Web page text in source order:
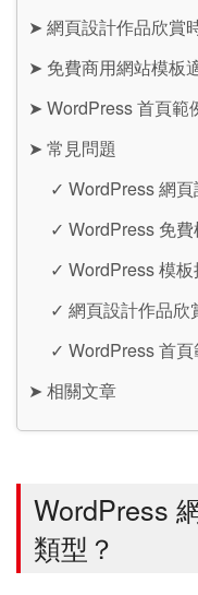
➤ 網頁設計作品欣賞
➤ 免費商用網站模板
➤ WordPress 首頁範
➤ 常見問題
✓ WordPress 網
✓ WordPress 免
✓ WordPress 模
✓ 網頁設計作品欣
✓ WordPress 首
➤ 相關文章
WordPress
類型？